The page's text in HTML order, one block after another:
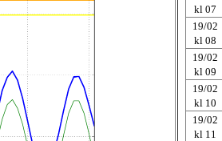
kl 07
19/02
kl 08
19/02
kl 09
19/02
kl 10
19/02
kl 11